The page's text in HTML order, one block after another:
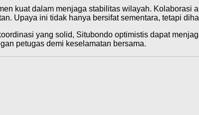
kuat dalam menjaga stabilitas wilayah. Kolaborasi
Upaya ini tidak hanya bersifat sementara, tetapi
yang solid, Situbondo optimistis dapat
petugas demi keselamatan bersama.